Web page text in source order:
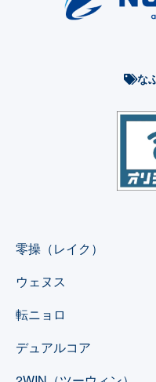
な
カテゴリー一覧
零操（レイク）
ウェヌス
転ニョロ
デュアルコア